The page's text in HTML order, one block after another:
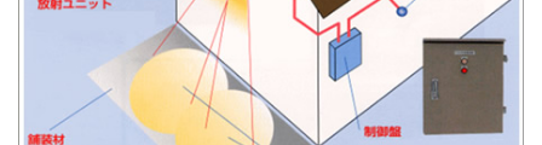
社内制度・福利厚生
お問い合わせ